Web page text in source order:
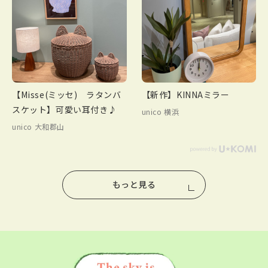
【Misse(ミッセ) ラタンバ
スケット】可愛い耳付き♪
unico 大和郡山
【新作】KINNAミラー
unico 横浜
もっと見る